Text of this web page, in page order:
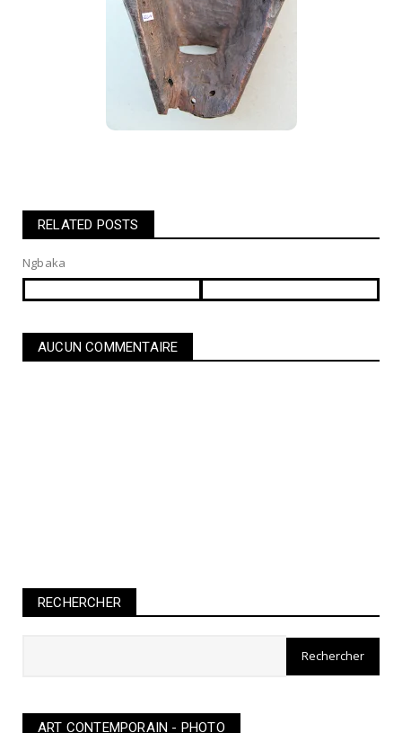
RELATED POSTS
Ngbaka
AUCUN COMMENTAIRE
RECHERCHER
ART CONTEMPORAIN - PHOTO